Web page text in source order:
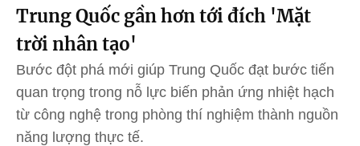
Trung Quốc gần hơn tới đích 'Mặt
trời nhân tạo'
Bước đột phá mới giúp Trung Quốc đạt bước tiến
quan trọng trong nỗ lực biến phản ứng nhiệt hạch
từ công nghệ trong phòng thí nghiệm thành nguồn
năng lượng thực tế.